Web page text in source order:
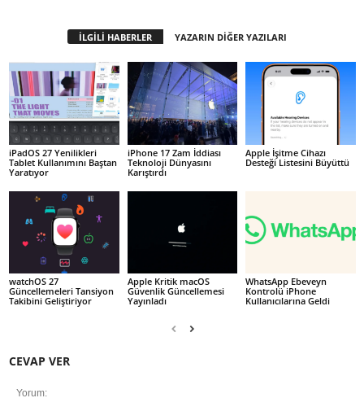
İLGİLİ HABERLER YAZARIN DİĞER YAZILARI
iPadOS 27 Yenilikleri
Tablet Kullanımını Baştan
Yaratıyor
iPhone 17 Zam İddiası
Teknoloji Dünyasını
Karıştırdı
Apple İşitme Cihazı
Desteği Listesini Büyüttü
watchOS 27
Güncellemeleri Tansiyon
Takibini Geliştiriyor
Apple Kritik macOS
Güvenlik Güncellemesi
Yayınladı
WhatsApp Ebeveyn
Kontrolü iPhone
Kullanıcılarına Geldi
CEVAP VER